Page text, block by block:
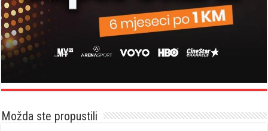
Možda ste propustili